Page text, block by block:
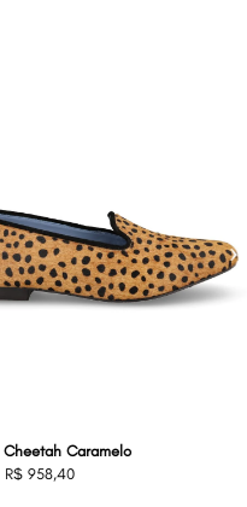
›
Cheetah Caramelo
R$ 958,40